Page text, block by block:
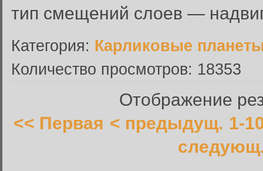
тип смещений слоев —
Категория: Карликовые
Количество просмотров: 18353
Отображение
<< Первая < предыдущ. 1-